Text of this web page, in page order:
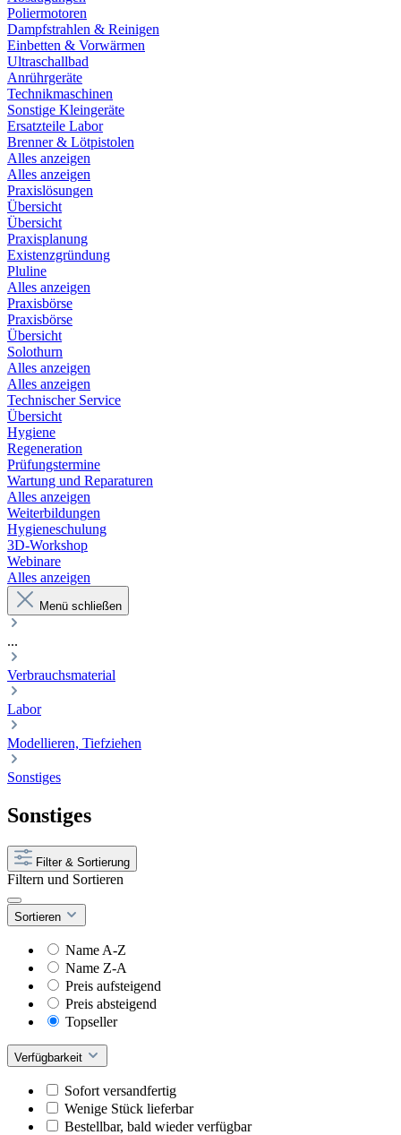
Poliermotoren
Dampfstrahlen & Reinigen
Einbetten & Vorwärmen
Ultraschallbad
Anrührgeräte
Technikmaschinen
Sonstige Kleingeräte
Ersatzteile Labor
Brenner & Lötpistolen
Alles anzeigen
Alles anzeigen
Praxislösungen
Übersicht
Übersicht
Praxisplanung
Existenzgründung
Pluline
Alles anzeigen
Praxisbörse
Praxisbörse
Übersicht
Solothurn
Alles anzeigen
Alles anzeigen
Technischer Service
Übersicht
Hygiene
Regeneration
Prüfungstermine
Wartung und Reparaturen
Alles anzeigen
Weiterbildungen
Hygieneschulung
3D-Workshop
Webinare
Alles anzeigen
Menü schließen
...
Verbrauchsmaterial
Labor
Modellieren, Tiefziehen
Sonstiges
Sonstiges
Filter & Sortierung
Filtern und Sortieren
Sortieren
Name A-Z
Name Z-A
Preis aufsteigend
Preis absteigend
Topseller
Verfügbarkeit
Sofort versandfertig
Wenige Stück lieferbar
Bestellbar, bald wieder verfügbar